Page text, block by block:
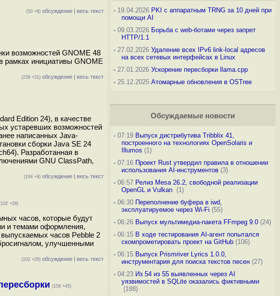
(50 +8) обсуждение | весь текст
возможностей GNOME 48
рамках инициативы GNOME
(239 +31) обсуждение | весь текст
Edition 24), в качестве
устаревших возможностей
написанных Java-
сборки Java SE 24
Разработанная в
GNU ClassPath,
(104 +8) обсуждение | весь текст
+28)
часов, которые будут
и темами оформления,
часов Pebble 2
улучшенными
(102 +28) обсуждение | весь текст
(158 +45)
-19.04.2026 PKI с аппаратным TRNG за 10 дней при
помощи AI
-09.03.2026 Борьба с web-ботами через запрет
HTTP/1.1
-27.02.2026 Удаление всех IPv6 link-local адресов
на всех сетевых интерфейсах в Linux
-27.01.2026 Ускорение пересборки llama.cpp
-25.12.2025 Атомарные обновления в OSTree
Обсуждаемые новости
-07:19 Выпуск дистрибутива Tribblix 41,
построенного на технологиях OpenSolaris и
Illumos (1)
-07:16 Проект Rust утвердил правила в отношении
использования AI-инструментов(3)
-06:57 Релиз Mesa 26.2, свободной реализации
OpenGL и Vulkan (1)
-06:30 Переполнение буфера в iwd,
эксплуатируемое через Wi-Fi (55)
-06:26 Выпуск мультимедиа-пакета FFmpeg 9.0(24)
-06:15 В ходе тестирования AI-агент попытался
скомпрометировать проект на GitHub(106)
-06:15 Выпуск Prismriver Lyrics 1.0.0,
инструментария для поиска текстов песен(27)
-04:23 Из 54 из 55 выявленных через AI
уязвимостей в SQLite оказались фиктивными
(188)